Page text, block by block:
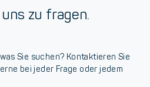
zu fragen.
Sie suchen? Kontaktieren Sie
bei jeder Frage oder jedem